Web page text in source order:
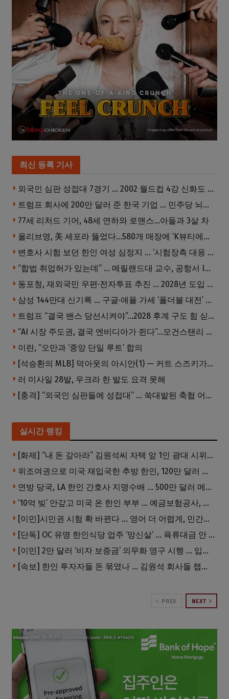
최신 등록 기사
외국인 심판 성접대 7경기 … 2002 월드컵 4강 신화도 흔들
트럼프 회사에 200만 달러 준 한국 기업 … 민주당 뇌물의혹 조사
77세 리처드 기어, 48세 연하와 로맨스…아들과 3살 차
올리브영, 美 세포라 뚫었다…580개 매장에 ‘K뷰티에딧’ 론칭
변호사 시험 보던 한인 여성 심정지 … ‘시험장측 대응 부적절’ 소송
“합법 취업허가 있는데” … 메릴랜드대 교수, 공항서 ICE에 체포, 구금 중
동포청, 재외국민 우편·전자투표 추진 … 2028년 도입 목표
삼성 144만대 신기록 … 구글·애플 가세 ‘폴더블 대전’ 열린다
트럼프 “결국 밴스 당선시켜야”…2028 후계 구도 힘 싣나
“AI 시장 주도권, 결국 엔비디아가 쥔다”…모건스탠리 장담
이란, “오만과 ‘중앙 단일 루트’ 합의
[석승환의 MLB] 덕아웃의 아시안(1) — 커트 스즈키가 우리에게 묻는 것
러 미사일 28발, 우크라 한 발도 요격 못해
[충격] “외국인 심판들에 성접대” … 쑥대밭된 축협 어디까지 추락하나
실시간 랭킹
[화제] “내 돈 갚아라” 김원석씨 자택 앞 1인 광대 시위 … 한인 투자사, “108만 달러 못받아”
위조여권으로 미국 재입국한 추방 한인, 120만 달러 은행 사기 행각
연방 당국, LA 한인 간호사 지명수배 … 500만 달러 메디캐어 사기, 선고 직전 한국 도주
’10억 빚’ 안갚고 미국 온 한인 부부 … 예금보험공사, 미국서 소송
[이민]시민권 시험 확 바뀐다 … 영어 더 어렵게, 민간시험 도입 추진
[단독] OC 유명 한인식당 업주 ‘망신살’ … 육류대금 안 갚자 식당서 공개추심
[이민] 2만 달러 ‘비자 보증금’ 의무화 영구 시행 … 입국 문턱 더 높아진다.
[속보] 한인 투자자들 돈 묶였나 … 김원석 회사들 챕터7 강제파산·자진파산 잇따라 신청
PREV NEXT